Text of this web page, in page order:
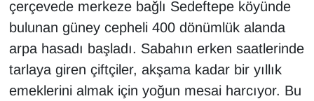
çerçevede merkeze bağlı Sedeftepe köyünde
bulunan güney cepheli 400 dönümlük alanda
arpa hasadı başladı. Sabahın erken saatlerinde
tarlaya giren çiftçiler, akşama kadar bir yıllık
emeklerini almak için yoğun mesai harcıyor. Bu
Kültür & Sanat
KURDÎ
MAGAZİN